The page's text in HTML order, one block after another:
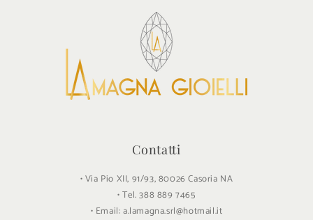
Contatti
• Via Pio XII, 91/93, 80026 Casoria NA
• Tel. 388 889 7465
• Email: a.lamagna.srl@hotmail.it